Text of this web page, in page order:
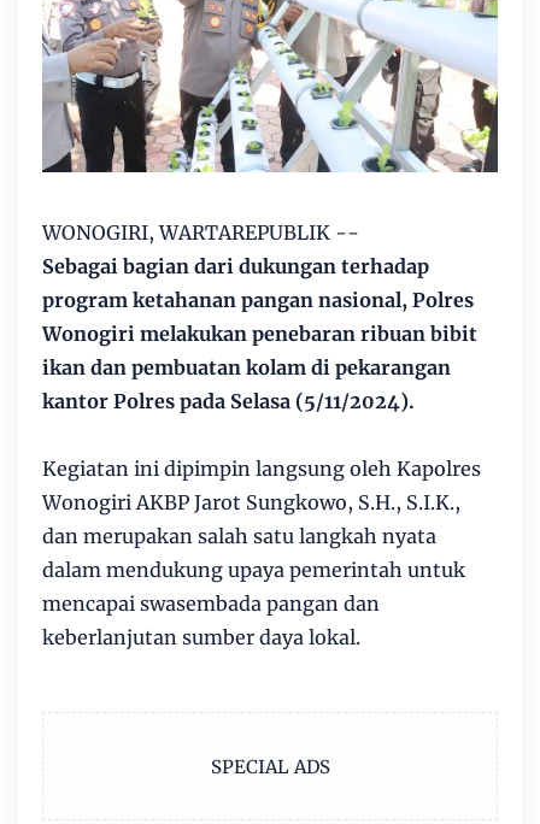
WONOGIRI, WARTAREPUBLIK --
Sebagai bagian dari dukungan terhadap
program ketahanan pangan nasional, Polres
Wonogiri melakukan penebaran ribuan bibit
ikan dan pembuatan kolam di pekarangan
kantor Polres pada Selasa (5/11/2024).
Kegiatan ini dipimpin langsung oleh Kapolres
Wonogiri AKBP Jarot Sungkowo, S.H., S.I.K.,
dan merupakan salah satu langkah nyata
dalam mendukung upaya pemerintah untuk
mencapai swasembada pangan dan
keberlanjutan sumber daya lokal.
SPECIAL ADS